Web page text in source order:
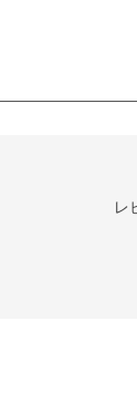
レ